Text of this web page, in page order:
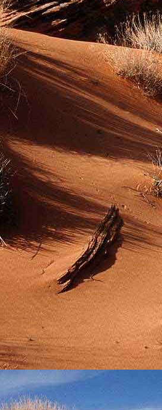
16. hét
Hogy bensőmben maradjon rejtve a szellem
Megérzésem tőlem most szigorral ezt
Hogy isteni adottságaim beérvén
Teremjenek lelkem mélyén
Gyümölcsöt saját Énem számára.
17. hét
Így szól a kozmikus Ige,
Melyet érzékeim kapuin
Vezethettem lelkem mélységeibe:
Kozmikus távlataimmal töltsd be
Szellemed mélységeit, hogy
Megtalálhass engem -
18. hét
Kitágíthatom-e annyira a lelkem,
Hogy a kozmikus Igével
Melynek csíráját már magába
Úgy sejtem, hogy új erőre kapva
Lelkemet méltóvá kell tennem arra,
Hogy önmagát a szellem ruhájává
19. hét
Hogy emlékezetemmel titkon
Amit most újonnan magamba
S további törekvésem célja az
Hogy új erőre kapva ébresszen
Saját belső erőket lelkemben,
S létrejőve adjon át önmagamnak
20. hét
Csak most érzem, hogy saját létem
A kozmikus létezéstől eltávolodva
Magára maradna, önmagát